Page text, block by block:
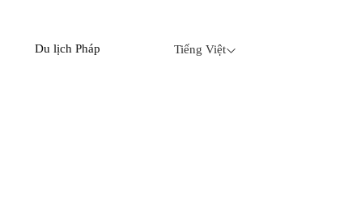
Du lịch Pháp Tiếng Việt